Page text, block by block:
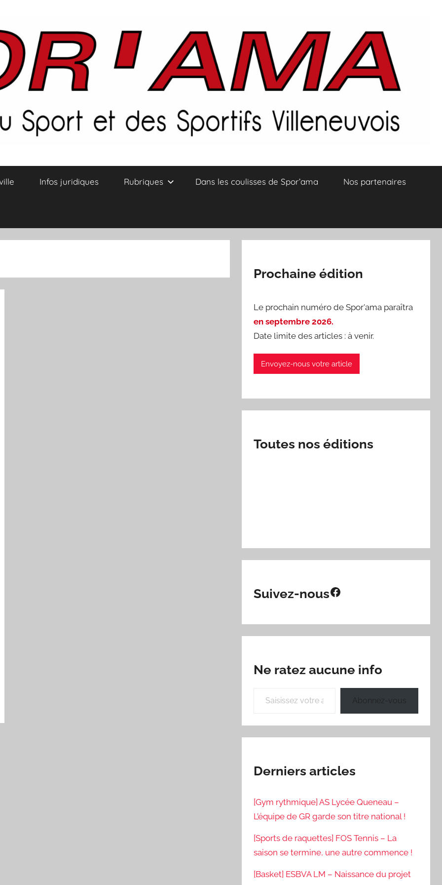
Infos juridiques Rubriques Dans les coulisses de Spor’ama Nos partenaires
Prochaine édition
Le prochain numéro de Spor'ama paraîtra
en septembre 2026.
Date limite des articles : à venir.
Envoyez-nous votre article
Toutes nos éditions
Suivez-nousFacebook
Ne ratez aucune info
Abonnez-vous
Derniers articles
[Gym rythmique] AS Lycée Queneau –
L’équipe de GR garde son titre national !
[Sports de raquettes] FOS Tennis – La
saison se termine, une autre commence !
[Basket] ESBVA LM – Naissance du projet